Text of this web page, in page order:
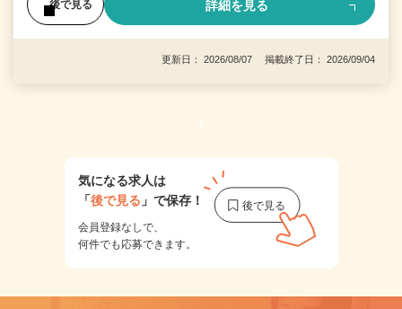
後で見る 詳細を見る
更新日： 2026/08/07 掲載終了日： 2026/09/04
1
気になる求人は
「後で見る 」で保存！
会員登録なしで、
何件でも応募できます。